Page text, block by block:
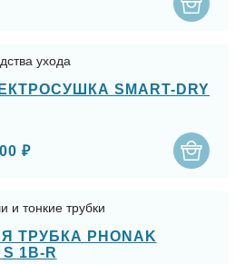
ухода
SMART-DRY
₽
и тонкие трубки
ТРУБКА PHONAK
S 1B-R